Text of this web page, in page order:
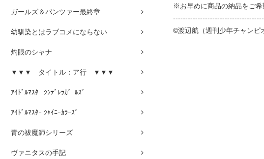
ガールズ＆パンツァー最終章
幼馴染とはラブコメにならない
灼眼のシャナ
▼▼▼ タイトル：ア行 ▼▼▼
ｱｲﾄﾞﾙﾏｽﾀｰ ｼﾝﾃﾞﾚﾗｶﾞｰﾙｽﾞ
ｱｲﾄﾞﾙﾏｽﾀｰ ｼｬｲﾆｰｶﾗｰｽﾞ
青の祓魔師シリーズ
ヴァニタスの手記
※お早めに商品の納品をご希
©渡辺航（週刊少年チャンピ